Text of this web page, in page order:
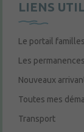
LIENS
Le portail familles
Les
Nouveaux
Toutes mes
Transport